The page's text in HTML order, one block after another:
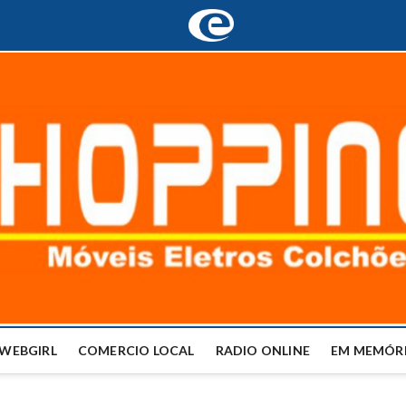
COMERCIO LOCAL RADIO ONLINE EM